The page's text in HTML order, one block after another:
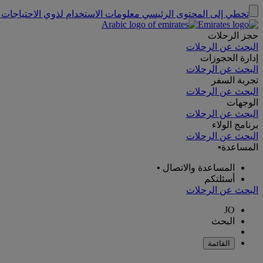
تخطي إلى المحتوى الرئيسي معلومات الاستخدام لذوي
حجز الرحلات
البحث عن الرحلات
إدارة الحجوزات
البحث عن الرحلات
تجربة السفر
البحث عن الرحلات
الوجهات
البحث عن الرحلات
برنامج الولاء
البحث عن الرحلات
المساعدة•
المساعدة والاتصال •
أسئلتكم
البحث عن الرحلات
JO
البحث
القائمة